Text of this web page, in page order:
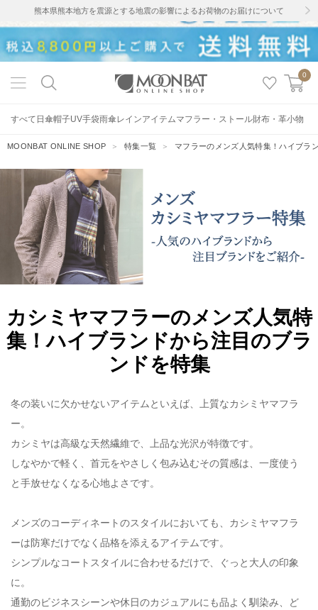
熊本県熊本地方を震源とする地震の影響によるお荷物のお届けについて
0
すべて 日傘帽子UV手袋雨傘レインアイテムマフラー・ストール財布・革小物
MOONBAT ONLINE SHOP ＞特集一覧 ＞ マフラーのメンズ人気特集！ハイブラ
カシミヤマフラーのメンズ人気特
集！ハイブランドから注目のブラ
ンドを特集
冬の装いに欠かせないアイテムといえば、上質なカシミヤマフラ
ー。
カシミヤは高級な天然繊維で、上品な光沢が特徴です。
しなやかで軽く、首元をやさしく包み込むその質感は、一度使う
と手放せなくなる心地よさです。
メンズのコーディネートのスタイルにおいても、カシミヤマフラ
ーは防寒だけでなく品格を添えるアイテムです。
シンプルなコートスタイルに合わせるだけで、ぐっと大人の印象
に。
通勤のビジネスシーンや休日のカジュアルにも品よく馴染み、ど